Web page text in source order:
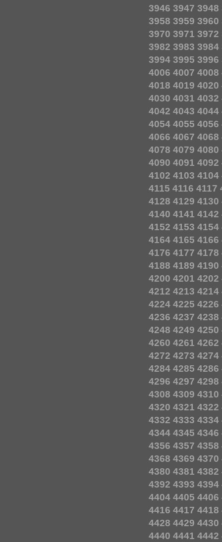
3946 3947 3948
3958 3959 3960
3970 3971 3972
3982 3983 3984
3994 3995 3996
4006 4007 4008
4018 4019 4020
4030 4031 4032
4042 4043 4044
4054 4055 4056
4066 4067 4068
4078 4079 4080
4090 4091 4092
4102 4103 4104
4115 4116 4117
4128 4129 4130
4140 4141 4142
4152 4153 4154
4164 4165 4166
4176 4177 4178
4188 4189 4190
4200 4201 4202
4212 4213 4214
4224 4225 4226
4236 4237 4238
4248 4249 4250
4260 4261 4262
4272 4273 4274
4284 4285 4286
4296 4297 4298
4308 4309 4310
4320 4321 4322
4332 4333 4334
4344 4345 4346
4356 4357 4358
4368 4369 4370
4380 4381 4382
4392 4393 4394
4404 4405 4406
4416 4417 4418
4428 4429 4430
4440 4441 4442